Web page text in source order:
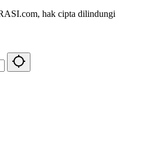
hak cipta dilindungi